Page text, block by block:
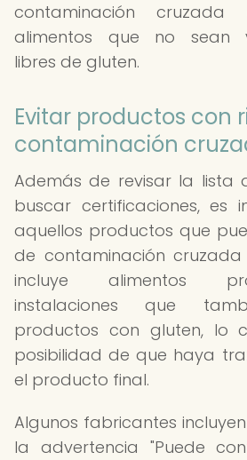
contaminación
alimentos que no sean
libres de gluten.
Evitar productos con
contaminación
Además de revisar la lista
buscar certificaciones, es
aquellos productos que
de contaminación cruzada
incluye alimentos
instalaciones que
productos con gluten, lo
posibilidad de que haya
el producto final.
Algunos fabricantes
la advertencia "Puede